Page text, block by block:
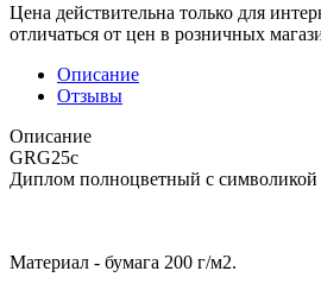
Цена действительна только для
отличаться от цен в розничных
Описание
Отзывы
Описание
GRG25c
Диплом полноцветный с
Материал - бумага 200 г/м2.